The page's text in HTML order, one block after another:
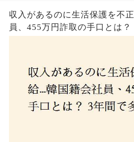
収入があるのに生活保護を不
員、455万円詐取の手口とは